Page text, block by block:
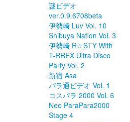
謎ビデオ
ver.0.9.6708beta
伊勢崎 Luv Vol. 10
Shibuya Nation Vol. 3
伊勢崎 R☆STY With
T-RREX Ultra Disco
Party Vol. 2
新宿 Asa
パラ通ビデオ Vol. 1
コスパラ 2000 Vol. 6
Neo ParaPara2000
Stage 4